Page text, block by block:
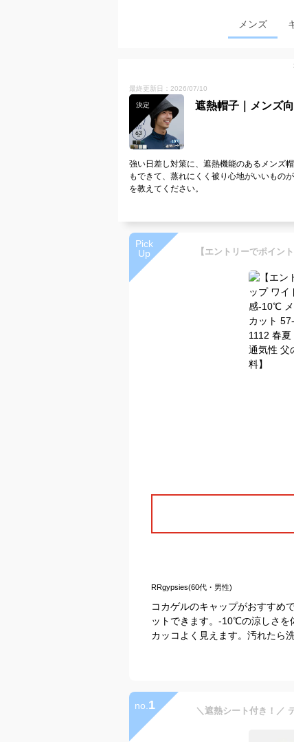
メンズ
最終更新日：2026/07/10
決定 遮熱帽子｜メンズ
強い日差し対策に、遮熱機能のあるメンズ
もできて、蒸れにくく被り心地がいいもの
を教えてください。
Pick
Up
RRgypsies(60代・男性)
コカゲルのキャップがおすすめ
ットできます。-10℃の涼しさを
カッコよく見えます。汚れたら
no. 1